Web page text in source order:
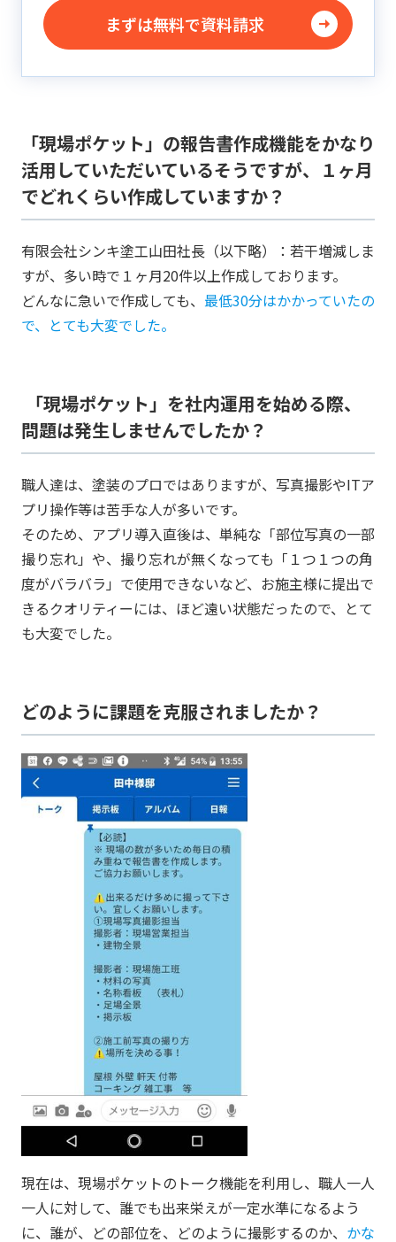
まずは無料で資料請求
「現場ポケット」の報告書作成機能をかなり
活用していただいているそうですが、１ヶ月
でどれくらい作成していますか？
有限会社シンキ塗工山田社長（以下略）：若干増減しま
すが、多い時で１ヶ月20件以上作成しております。
どんなに急いで作成しても、 最低30分はかかっていたの
で、とても大変でした。
「現場ポケット」を社内運用を始める際、
問題は発生しませんでしたか？
職人達は、塗装のプロではありますが、写真撮影やITア
プリ操作等は苦手な人が多いです。
そのため、アプリ導入直後は、単純な「部位写真の一部
撮り忘れ」や、撮り忘れが無くなっても「１つ１つの角
度がバラバラ」で使用できないなど、お施主様に提出で
きるクオリティーには、ほど遠い状態だったので、とて
も大変でした。
どのように課題を克服されましたか？
現在は、現場ポケットのトーク機能を利用し、職人一人
一人に対して、誰でも出来栄えが一定水準になるよう
に、誰が、どの部位を、どのように撮影するのか、 かな